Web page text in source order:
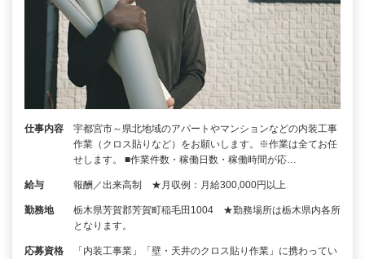
仕事内容
宇都宮市～県北地域のアパートやマンションなどの内装工事
作業（クロス貼りなど）をお願いします。※作業は全てお任
せします。 ■作業件数・稼働日数・稼働時間が応…
給与 報酬／出来高制 ★月収例：月給300,000円以上
勤務地
栃木県芳賀郡芳賀町稲毛田1004 ★勤務場所は栃木県内各所
となります。
応募資格
「内装工事業」「壁・天井のクロス貼り作業」に携わってい